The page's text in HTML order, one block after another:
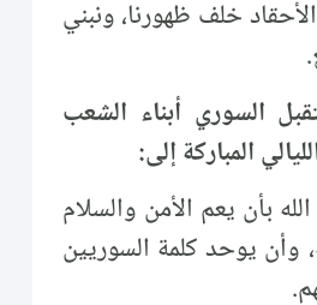
خلف ظهورنا، ونبني
السوري أبناء الشعب
المباركة إلى:
بأن يعم الأمن والسلام
وأن يوحد كلمة السوريين